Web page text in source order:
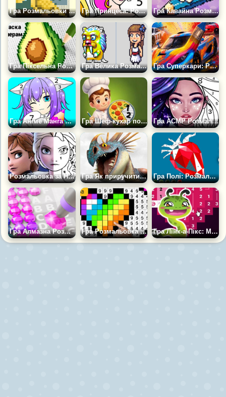
Гра Розмальовки за номерами 3Д Гра Принцеса: Розмальовки за номерами Гра Кавайна Розмальовка за номерами
Гра Піксельна Розмальовка за Номерами Гра Велика Розмальовка за номерами Гра Суперкари: Розмальовка за Номерами
Гра Аніме Манга Книжка Розмальовка Гра Шеф-кухар по Номерах Гра АСМР Розмальовка за Номерами
Розмальовка за Номерами: Холодне Серце Гра Як приручити дракона 2: Розмальовка за номерами Гра Полі: Розмальовка за номерами
Гра Алмазна Розмальовка за номерами Гра Розмальовка за номерами Гра Лінк-а-Пікс: Малювання за Номерами